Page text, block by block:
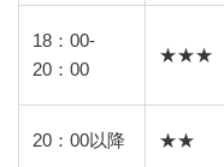
18：00-
20：00
★★★
20：00以降 ★★